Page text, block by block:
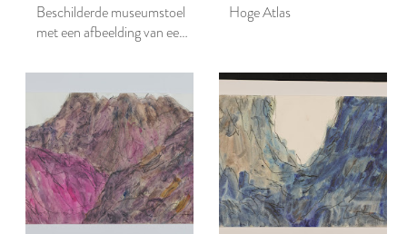
Beschilderde museumstoel
met een afbeelding van een
Hoge Atlas